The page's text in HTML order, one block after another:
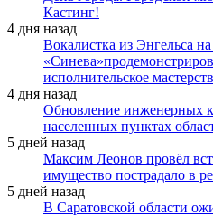
Кастинг!
4 дня назад
Вокалистка из Энгельса
исполнительское
4 дня назад
Обновление инженерных
населенных пунктах
5 дней назад
Максим Леонов провёл
имущество пострадало в
5 дней назад
В Саратовской области